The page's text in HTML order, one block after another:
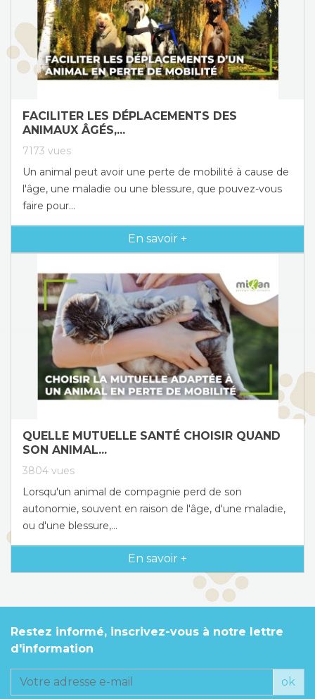
FACILITER LES DÉPLACEMENTS DES
ANIMAUX ÂGÉS,...
7173 vues
Un animal peut avoir une perte de mobilité à cause de
l'âge, une maladie ou une blessure, que pouvez-vous
faire pour...
En savoir +
QUELLE MUTUELLE SANTÉ CHOISIR QUAND
SON ANIMAL...
3804 vues
Lorsqu'un animal de compagnie perd de son
autonomie, souvent en raison de l'âge, d'une maladie,
ou d'une blessure,...
En savoir +
Restez informé, inscrivez-vous à notre lettre
d'information
ok